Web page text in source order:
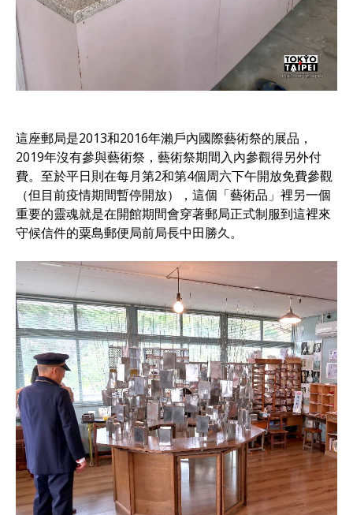
這座郵局是2013和2016年瀨戶內國際藝術祭的展品，
2019年沒有參與藝術祭，藝術祭期間入內參觀得另外付
費。至於平日則在每月第2和第4個周六下午開放免費參觀
（但目前疫情期間暫停開放），這個「藝術品」裡另一個
重要的靈魂就是在開館期間會穿著郵局正式制服到這裡來
守候信件的粟島郵便局前局長中田勝久。